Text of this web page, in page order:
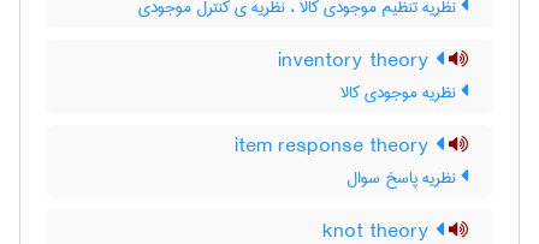
نظریه تنظیم موجودی کالا ، نظریه ی کنترل موجودی
نظریه موجودی کالا
نظریه پاسخ سوال